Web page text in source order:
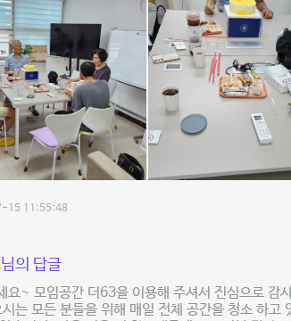
15 11:55:48
의 답글
요~ 모임공간 더63을 이용해 주셔서 진심으로 감
는 모든 분들을 위해 매일 전체 공간을 청소 하고